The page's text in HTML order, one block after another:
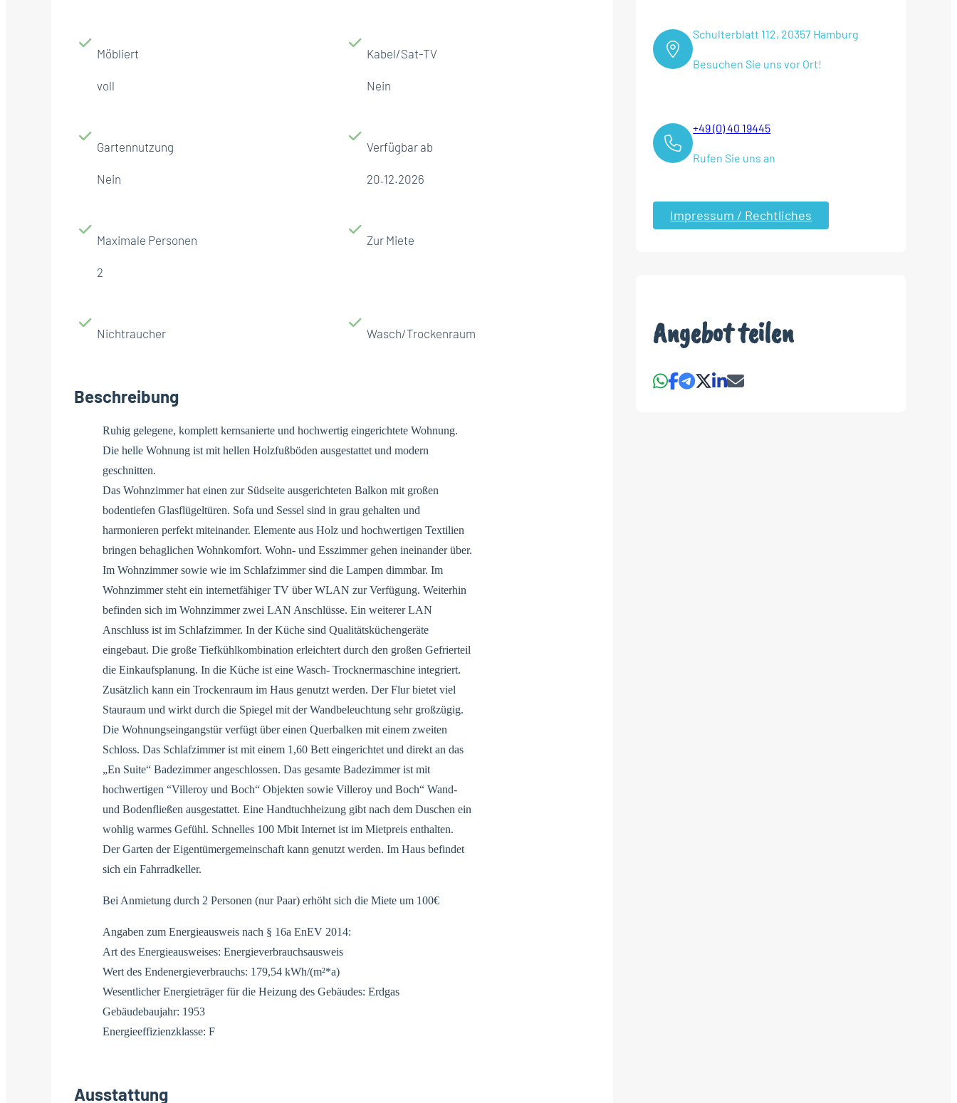
Möbliert
voll
Kabel/Sat-TV
Nein
Gartennutzung
Nein
Verfügbar ab
20.12.2026
Maximale Personen
2
Zur Miete
Nichtraucher Wasch/Trockenraum
Beschreibung
Ruhig gelegene, komplett kernsanierte und hochwertig eingerichtete Wohnung.
Die helle Wohnung ist mit hellen Holzfußböden ausgestattet und modern
geschnitten.
Das Wohnzimmer hat einen zur Südseite ausgerichteten Balkon mit großen
bodentiefen Glasflügeltüren. Sofa und Sessel sind in grau gehalten und
harmonieren perfekt miteinander. Elemente aus Holz und hochwertigen Textilien
bringen behaglichen Wohnkomfort. Wohn- und Esszimmer gehen ineinander über.
Im Wohnzimmer sowie wie im Schlafzimmer sind die Lampen dimmbar. Im
Wohnzimmer steht ein internetfähiger TV über WLAN zur Verfügung. Weiterhin
befinden sich im Wohnzimmer zwei LAN Anschlüsse. Ein weiterer LAN
Anschluss ist im Schlafzimmer. In der Küche sind Qualitätsküchengeräte
eingebaut. Die große Tiefkühlkombination erleichtert durch den großen Gefrierteil
die Einkaufsplanung. In die Küche ist eine Wasch- Trocknermaschine integriert.
Zusätzlich kann ein Trockenraum im Haus genutzt werden. Der Flur bietet viel
Stauraum und wirkt durch die Spiegel mit der Wandbeleuchtung sehr großzügig.
Die Wohnungseingangstür verfügt über einen Querbalken mit einem zweiten
Schloss. Das Schlafzimmer ist mit einem 1,60 Bett eingerichtet und direkt an das
„En Suite“ Badezimmer angeschlossen. Das gesamte Badezimmer ist mit
hochwertigen “Villeroy und Boch“ Objekten sowie Villeroy und Boch“ Wand-
und Bodenfließen ausgestattet. Eine Handtuchheizung gibt nach dem Duschen ein
wohlig warmes Gefühl. Schnelles 100 Mbit Internet ist im Mietpreis enthalten.
Der Garten der Eigentümergemeinschaft kann genutzt werden. Im Haus befindet
sich ein Fahrradkeller.
Bei Anmietung durch 2 Personen (nur Paar) erhöht sich die Miete um 100€
Angaben zum Energieausweis nach § 16a EnEV 2014:
Art des Energieausweises: Energieverbrauchsausweis
Wert des Endenergieverbrauchs: 179,54 kWh/(m²*a)
Wesentlicher Energieträger für die Heizung des Gebäudes: Erdgas
Gebäudebaujahr: 1953
Energieeffizienzklasse: F
Ausstattung
Schulterblatt 112, 20357 Hamburg
Besuchen Sie uns vor Ort!
+49 (0) 40 19445
Rufen Sie uns an
Impressum / Rechtliches
Angebot teilen